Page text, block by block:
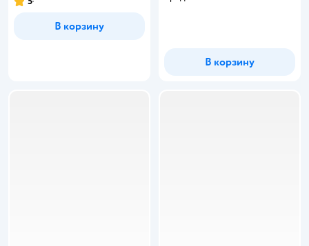
Рейтинг:
В корзину
В корзину